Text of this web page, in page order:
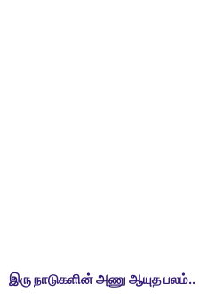
இரு நாடுகளின் அணு ஆயுத பலம்..